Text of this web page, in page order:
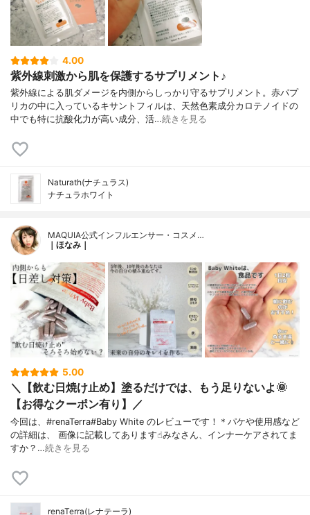
4.00
紫外線刺激から肌を保護するサプリメント♪
紫外線による肌ダメージを内側からしっかり守るサプリメント。赤パプ
リカの中に入っているキサントフィルは、天然色素成分カロテノイドの
中でも特に抗酸化力が高い成分、活…続きを見る
Naturath(ナチュラス)
ナチュラホワイト
MAQUIA公式インフルエンサー・コスメ…
｜ほなみ｜
5.00
＼【飲む日焼け止め】塗るだけでは、もう足りないよ🌞
【お得なクーポン有り】／
今回は、#renaTerra#Baby White のレビューです！＊パケや使用感など
の詳細は、 画像に記載してあります☝︎みなさん、インナーケアされてま
すか？…続きを見る
renaTerra(レナテーラ)